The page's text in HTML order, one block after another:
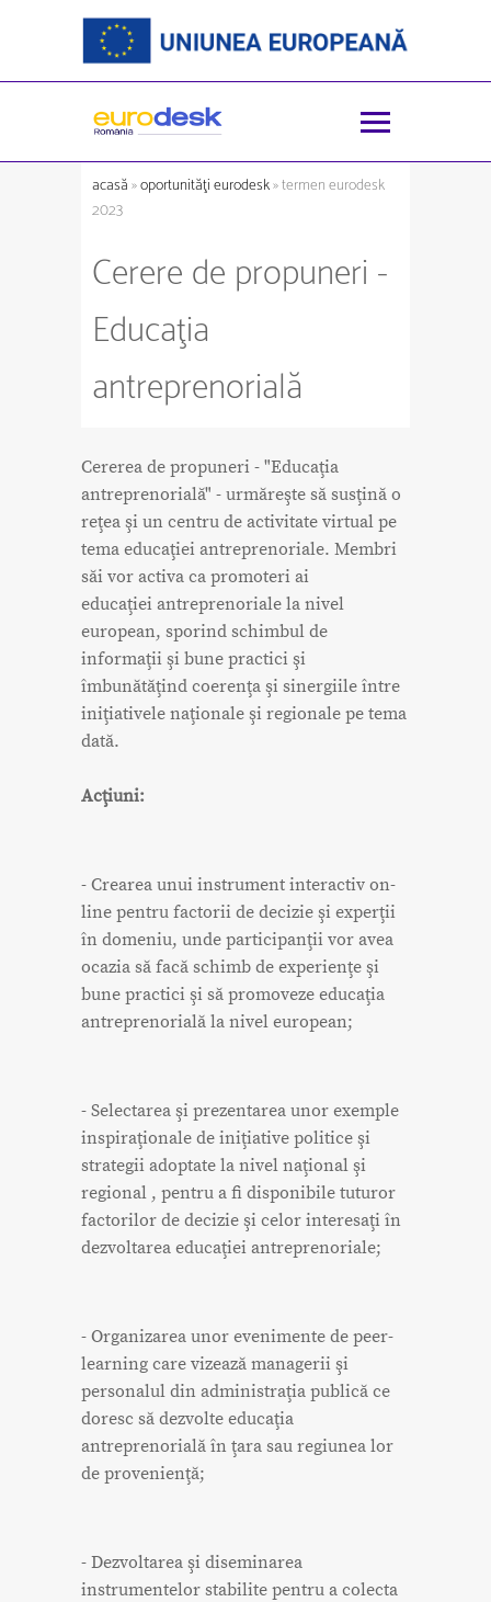
acasă»oportunităţi eurodesk» termen eurodesk
2023
Cerere de propuneri -
Educaţia
antreprenorială
Cererea de propuneri - "Educaţia
antreprenorială" - urmăreşte să susţină o
reţea şi un centru de activitate virtual pe
tema educaţiei antreprenoriale. Membri
săi vor activa ca promoteri ai
educaţiei antreprenoriale la nivel
european, sporind schimbul de
informaţii şi bune practici şi
îmbunătăţind coerenţa şi sinergiile între
iniţiativele naţionale şi regionale pe tema
dată.
Acţiuni:
- Crearea unui instrument interactiv on-
line pentru factorii de decizie şi experţii
în domeniu, unde participanţii vor avea
ocazia să facă schimb de experienţe şi
bune practici şi să promoveze educaţia
antreprenorială la nivel european;
- Selectarea şi prezentarea unor exemple
inspiraţionale de iniţiative politice şi
strategii adoptate la nivel naţional şi
regional , pentru a fi disponibile tuturor
factorilor de decizie şi celor interesaţi în
dezvoltarea educaţiei antreprenoriale;
- Organizarea unor evenimente de peer-
learning care vizează managerii şi
personalul din administraţia publică ce
doresc să dezvolte educaţia
antreprenorială în ţara sau regiunea lor
de provenienţă;
- Dezvoltarea şi diseminarea
instrumentelor stabilite pentru a colecta